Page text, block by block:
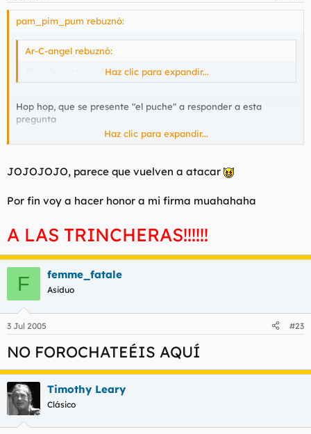
pam_pim_pum rebuznó:
Ar-C-angel rebuznó:
6º) ¿Lloraste con la muerte de Mufasa?
Haz clic para expandir...
Hop hop, que se presente "el puche" a responder a esta
pregunta
Haz clic para expandir...
JOJOJOJO, parece que vuelven a atacar
Por fin voy a hacer honor a mi firma muahahaha
A LAS TRINCHERAS!!!!!!
F femme_fatale
Asiduo
3 Jul 2005 #23
NO FOROCHATEÉIS AQUÍ
Timothy Leary
Clásico